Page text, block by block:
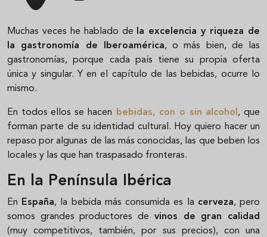
Muchas veces he hablado de
la excelencia y riqueza de
la gastronomía de Iberoamérica, o más bien, de las
gastronomías, porque cada país tiene su propia oferta
única y singular. Y en el capítulo de las bebidas, ocurre lo
mismo.
En todos ellos se hacen bebidas, con o sin alcohol , que
forman parte de su identidad cultural. Hoy quiero hacer un
repaso por algunas de las más conocidas, las que beben los
locales y las que han traspasado fronteras.
En la Península Ibérica
En España, la bebida más consumida es la cerveza, pero
somos grandes productores de vinos de gran calidad
(muy competitivos, también, por sus precios), con una